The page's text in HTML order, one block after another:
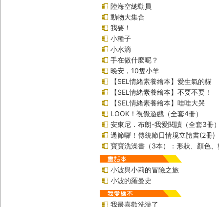
陸海空總動員
動物大集合
我要！
小種子
小水滴
手在做什麼呢？
晚安，10隻小羊
【SEL情緒素養繪本】愛生氣的貓
【SEL情緒素養繪本】不要不要！
【SEL情緒素養繪本】哇哇大哭
LOOK！視覺遊戲（全套4冊）
安東尼．布朗-我愛閱讀（全套3冊
過節囉！傳統節日情境立體書(2冊)
寶寶洗澡書（3本）：形狀、顏色、
小波與小莉的冒險之旅
小波的羅曼史
我最喜歡洗澡了